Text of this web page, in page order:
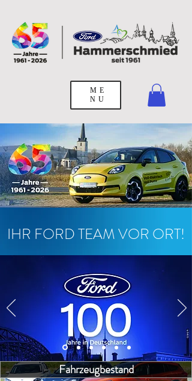
ME
NU
IHR FORD TEAM VOR ORT!
Fahrzeugbestand